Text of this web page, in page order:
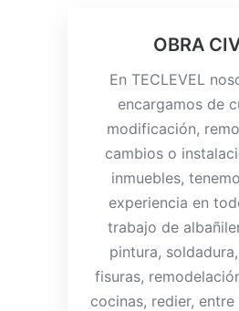
OBRA
En TECLEVEL
encargamos de
modificación,
cambios o
inmuebles,
experiencia en
trabajo de
pintura,
fisuras,
cocinas, redier,